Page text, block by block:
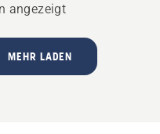
angezeigt
MEHR LADEN